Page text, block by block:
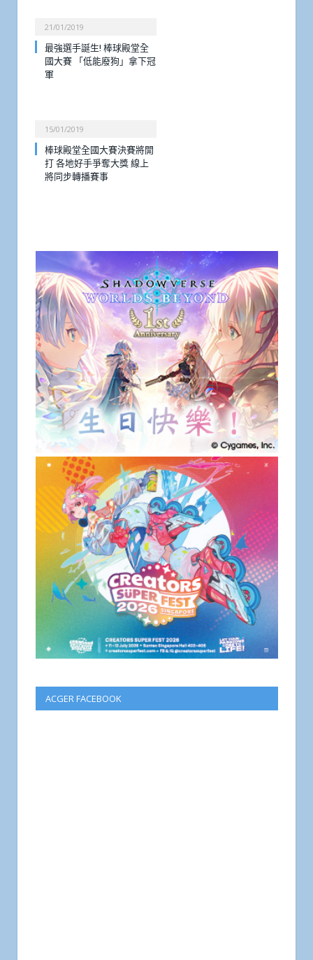
21/01/2019
最強選手誕生! 棒球殿堂全
國大賽 「低能廢狗」拿下冠
軍
15/01/2019
棒球殿堂全國大賽決賽將開
打 各地好手爭奪大獎 線上
將同步轉播賽事
ACGER FACEBOOK